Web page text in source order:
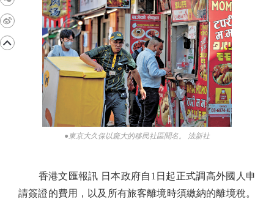
●東京大久保以龐大的移民社區聞名。 法新社
香港文匯報訊 日本政府自1日起正式調高外國人申
請簽證的費用，以及所有旅客離境時須繳納的離境稅。